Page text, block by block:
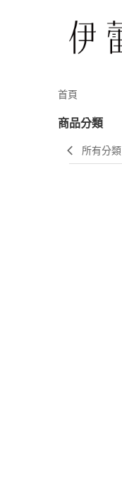
首頁
商品分類
所有分類